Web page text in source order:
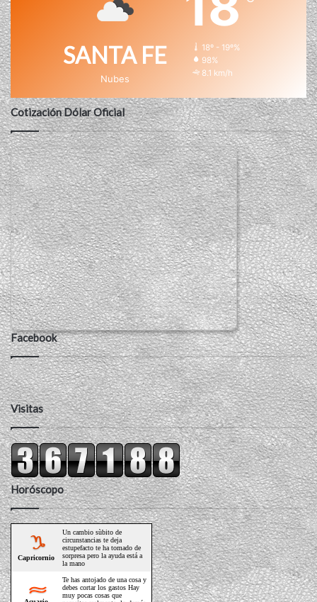
SANTA FE
Nubes
18º - 19º%
98%
8.1 km/h
Cotización Dólar Oficial
Facebook
Visitas
Horóscopo